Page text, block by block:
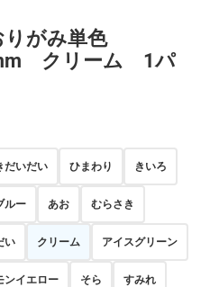
がみ単色
クリーム 1パ
だいだい ひまわり きいろ
ルー あお むらさき
い クリーム アイスグリーン
ンイエロー そら すみれ